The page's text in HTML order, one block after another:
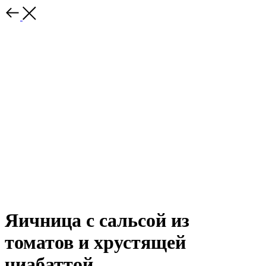
Яичница с сальсой из
томатов и хрустящей